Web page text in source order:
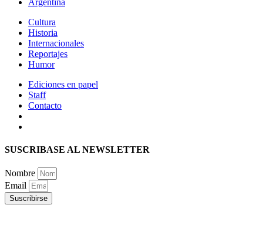
Cultura
Historia
Internacionales
Reportajes
Humor
Ediciones en papel
Staff
Contacto
SUSCRIBASE AL NEWSLETTER
Nombre
Email
Suscribirse